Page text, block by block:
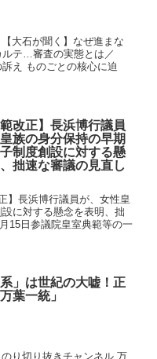
大石が聞く】なぜ進まな
ルテ…審査の実態とは／
え ものごとの核心に迫
範改正】長浜博行議員
族の身分保持の早期
制度創設に対する懸
拙速な審議の見直し
】長浜博行議員が、女性皇
に対する懸念を表明、拙
15日参議院皇室典範等の一
系」は世紀の大嘘！正
葉一統」
り切り抜きチャンネル 万